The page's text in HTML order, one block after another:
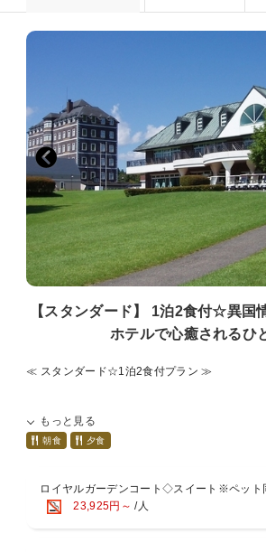
【スタンダード】 1泊2食付☆異国
ホテルで心癒されるひ
≪ スタンダード☆1泊2食付プラン ≫
ウェルネスの森 那須のスタンダードな宿泊プラ
思い思いにお過ごしいただくホテルでのご滞在
私どもウェルネスの森 那須がお客様にお届けし
もっと見る
朝食 夕食
ロイヤルガーデンコート◇スイート※ペット
23,925円～ /人